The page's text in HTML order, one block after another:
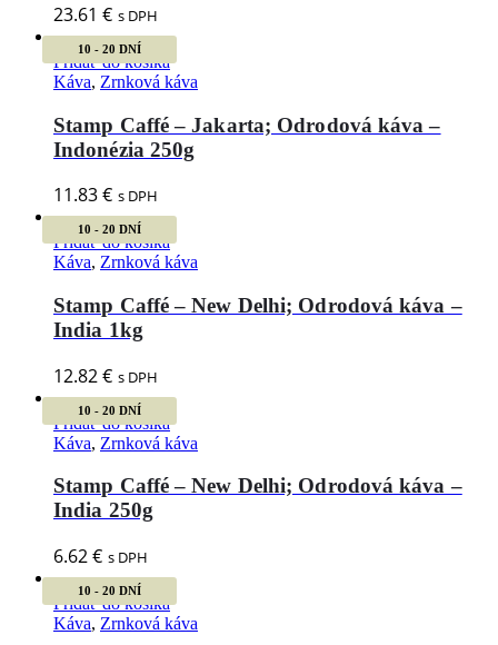
23.61€ s DPH
10 - 20 DNÍ
Pridať do košíka
Káva, Zrnková káva
Stamp Caffé – Jakarta; Odrodová káva –
Indonézia 250g
11.83€ s DPH
10 - 20 DNÍ
Pridať do košíka
Káva, Zrnková káva
Stamp Caffé – New Delhi; Odrodová káva –
India 1kg
12.82€ s DPH
10 - 20 DNÍ
Pridať do košíka
Káva, Zrnková káva
Stamp Caffé – New Delhi; Odrodová káva –
India 250g
6.62€ s DPH
10 - 20 DNÍ
Pridať do košíka
Káva, Zrnková káva